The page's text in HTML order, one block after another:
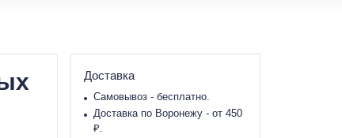
Доставка
Самовывоз - бесплатно.
Доставка по Воронежу - от 450
₽.